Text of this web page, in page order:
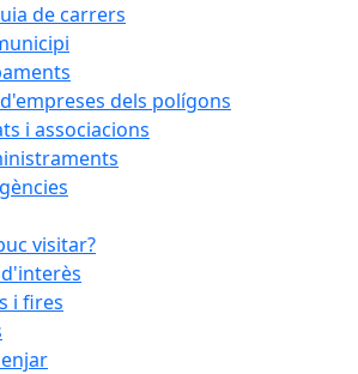
de carrers
dels polígons
i associacions
visitar?
i fires